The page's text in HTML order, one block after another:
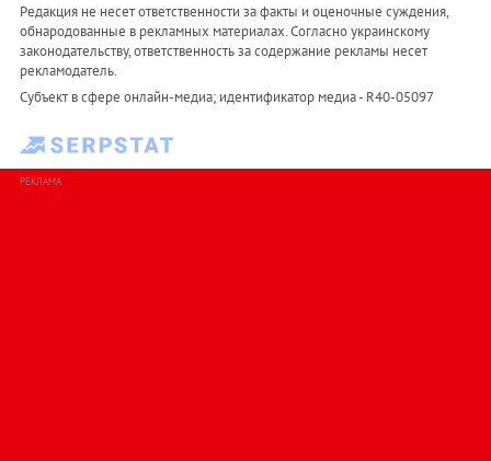
Редакция не несет ответственности за факты и оценочные суждения,
обнародованные в рекламных материалах. Согласно украинскому
законодательству, ответственность за содержание рекламы несет
рекламодатель.
Субъект в сфере онлайн-медиа; идентификатор медиа - R40-05097
РЕКЛАМА